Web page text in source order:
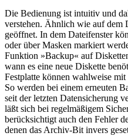
Die Bedienung ist intuitiv und
verstehen. Ähnlich wie auf
geöffnet. In dem Dateifenster
oder über Masken markiert
Funktion »Backup« auf
wann es eine neue Diskette
Festplatte können wahlweise
So werden bei einem erneuten
seit der letzten Datensicherung
läßt sich bei regelmäßigem
berücksichtigt auch den Fehler
denen das Archiv-Bit invers